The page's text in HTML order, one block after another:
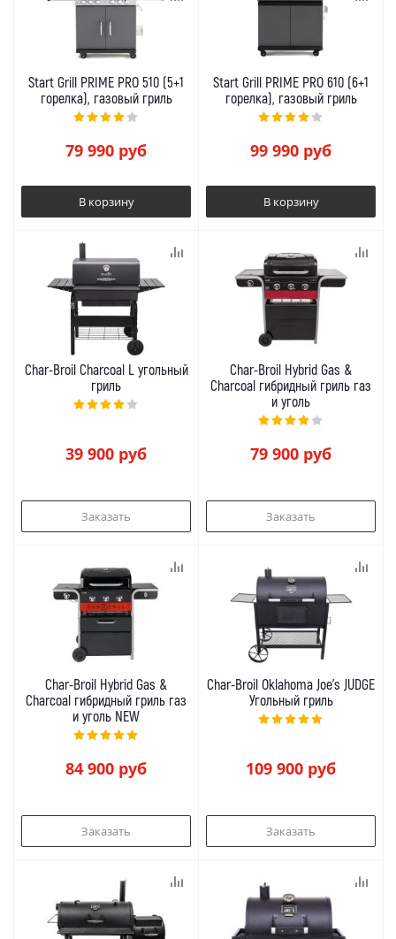
Start Grill PRIME PRO 510 (5+1
горелка), газовый гриль
79 990 руб
В корзину
Start Grill PRIME PRO 610 (6+1
горелка), газовый гриль
99 990 руб
В корзину
Char-Broil Charcoal L угольный
гриль
39 900 руб
Заказать
Char-Broil Hybrid Gas &
Charcoal гибридный гриль газ
и уголь
79 900 руб
Заказать
Char-Broil Hybrid Gas &
Charcoal гибридный гриль газ
и уголь NEW
84 900 руб
Заказать
Char-Broil Oklahoma Joe's JUDGE
Угольный гриль
109 900 руб
Заказать